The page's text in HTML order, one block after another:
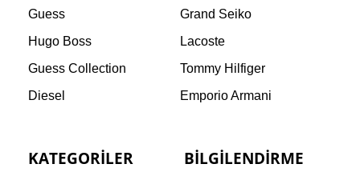
Guess
Grand Seiko
Hugo Boss
Lacoste
Guess Collection
Tommy Hilfiger
Diesel
Emporio Armani
KATEGORILER BILGILENDIRME